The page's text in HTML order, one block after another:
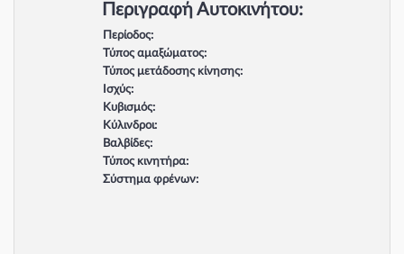
Περιγραφή Αυτοκινήτου:
Περίοδος:
Τύπος αμαξώματος:
Τύπος μετάδοσης κίνησης:
Ισχύς:
Κυβισμός:
Κύλινδροι:
Βαλβίδες:
Τύπος κινητήρα:
Σύστημα φρένων: